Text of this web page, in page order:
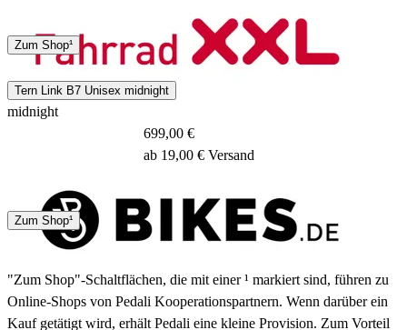
Spedition
3 - 5 Tage
Zum Shop¹
Tern Link B7 Unisex midnight
midnight
4 - 7 Tage
699,00 €
ab 19,00 € Versand
Zum Shop¹
"Zum Shop"-Schaltflächen, die mit einer ¹ markiert sind, führen zu
Online-Shops von Pedali Kooperationspartnern. Wenn darüber ein
Kauf getätigt wird, erhält Pedali eine kleine Provision. Zum Vorteil